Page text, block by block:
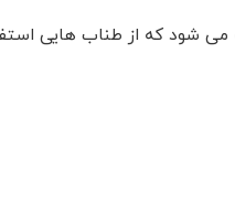
می شود که از طناب هایی